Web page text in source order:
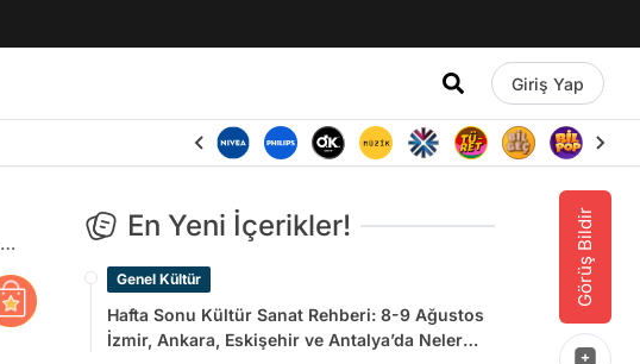
Giriş Yap
Görüş Bildir
En Yeni İçerikler!
Genel Kültür
Hafta Sonu Kültür Sanat Rehberi: 8-9 Ağustos
İzmir, Ankara, Eskişehir ve Antalya’da Neler